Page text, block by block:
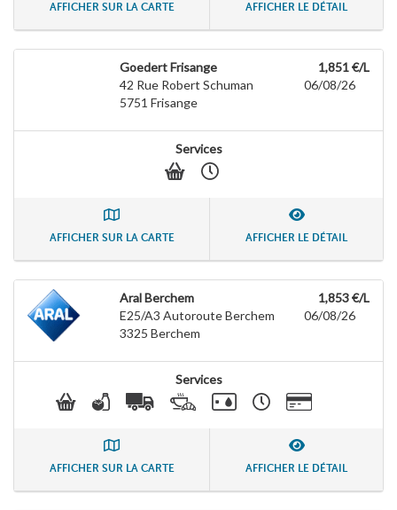
AFFICHER SUR LA CARTE AFFICHER LE DÉTAIL
Goedert Frisange
42 Rue Robert Schuman
5751 Frisange
1,851 €/L
06/08/26
Services
AFFICHER SUR LA CARTE AFFICHER LE DÉTAIL
Aral Berchem
E25/A3 Autoroute Berchem
3325 Berchem
1,853 €/L
06/08/26
Services
AFFICHER SUR LA CARTE AFFICHER LE DÉTAIL